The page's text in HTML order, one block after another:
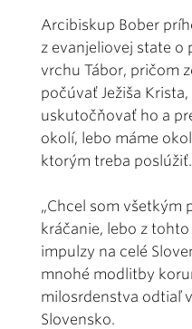
Arcibiskup Bober
z evanjeliovej state o
vrchu Tábor, pričom
počúvať Ježiša
uskutočňovať ho a
okolí, lebo máme
ktorým treba poslúžiť.
„Chcel som všetkým
kráčanie, lebo z
impulzy na celé
mnohé modlitby
milosrdenstva odtiaľ
Slovensko.